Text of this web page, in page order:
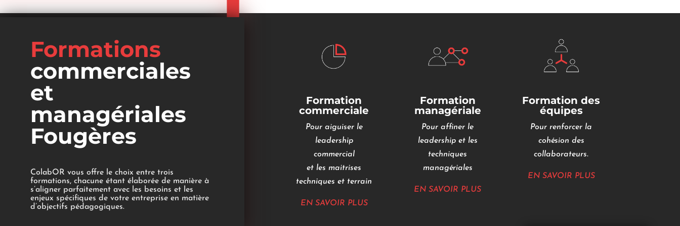
Formations
commerciales
et
managériales
Fougères
ColabOR vous offre le choix entre trois
formations, chacune étant élaborée de manière à
s’aligner parfaitement avec les besoins et les
enjeux spécifiques de votre entreprise en matière
d’objectifs pédagogiques.
Formation
commerciale
Pour aiguiser le
leadership
commercial
et les maitrises
techniques et terrain
EN SAVOIR PLUS
Formation
managériale
Pour affiner le
leadership et les
techniques
managériales
EN SAVOIR PLUS
Formation des
équipes
Pour renforcer la
cohésion des
collaborateurs.
EN SAVOIR PLUS